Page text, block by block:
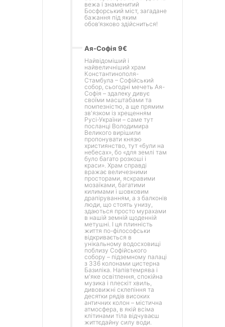
вежа і знаменитий
Босфорський міст, загадане
бажання під яким
обов’язково здійсниться!
Ая-Софія 9€
Найвідоміший і
найвеличніший храм
Константинополя-
Стамбула – Софійський
собор, сьогодні мечеть Ая-
Софія – здалеку дивує
своїми масштабами та
помпезністю, а ще прямим
зв'язком із хрещенням
Русі-України – саме тут
посланці Володимира
Великого вирішили
пропонувати князю
християнство, тут «були на
небесах», бо «для землі там
було багато розкоші і
краси». Храм справді
вражає величезними
просторами, яскравими
мозаїками, багатими
килимами і шовковим
драпіруванням, а з балконів
люди, що стоять унизу,
здаються просто мурахами
в нашій земній щоденній
метушні. І ця плинність
життя по-філософськи
відкривається в
унікальному водосховищі
поблизу Софійського
собору – підземному палаці
з 336 колонами цистерна
Базиліка. Напівтемрява і
м'яке освітлення, спокійна
музика і плескіт хвиль,
дивовижні склепіння та
десятки рядів високих
античних колон – містична
атмосфера, в якій всіма
клітинами тіла відчуваєш
життєдайну силу води.